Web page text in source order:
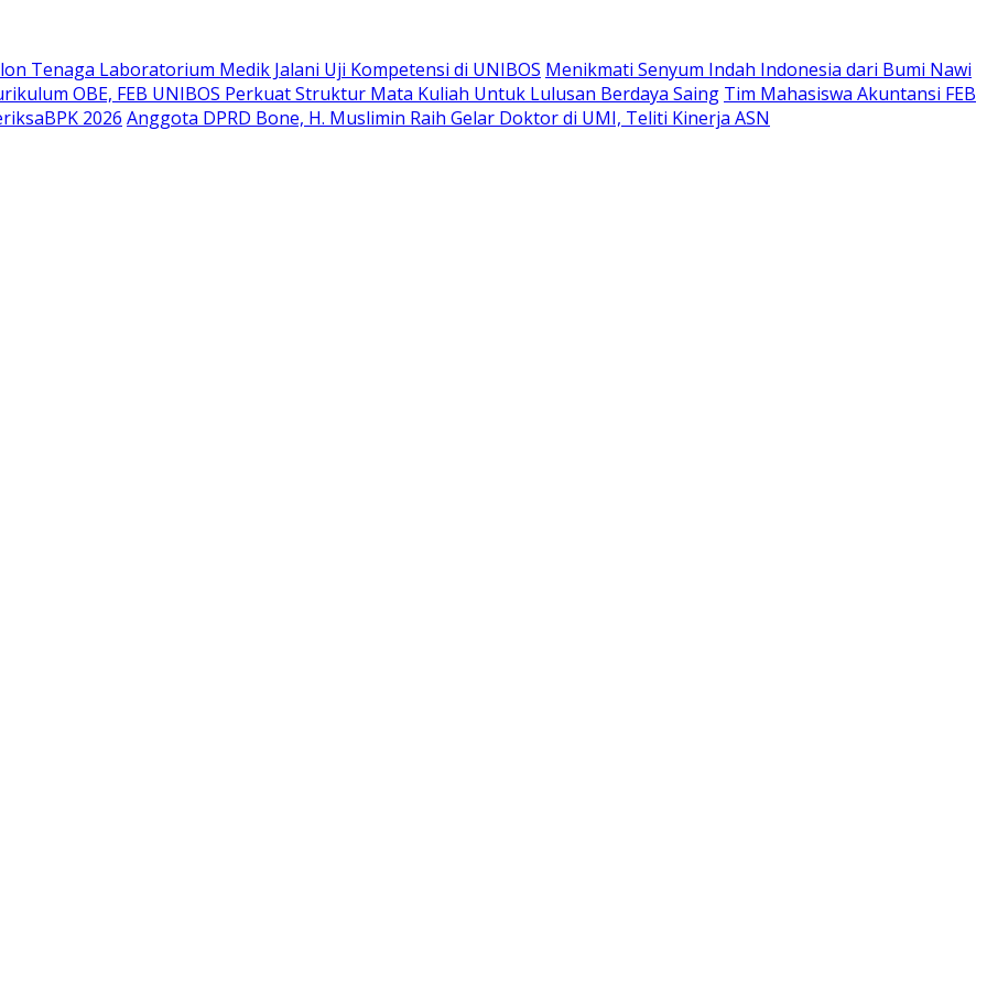
Tenaga Laboratorium Medik Jalani Uji Kompetensi di UNIBOS Menikmati Senyum Indah Indonesia dari Bumi Nawi
OBE, FEB UNIBOS Perkuat Struktur Mata Kuliah Untuk Lulusan Berdaya Saing Tim Mahasiswa Akuntansi FEB
2026 Anggota DPRD Bone, H. Muslimin Raih Gelar Doktor di UMI, Teliti Kinerja ASN